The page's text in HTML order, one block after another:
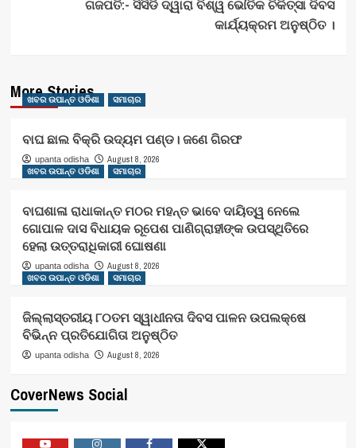
ଗଜପତି:- ସିସିଡି ଦ୍ୱାରା ବିଶ୍ୱ ଭୌତିକ ଚିକିତ୍ସା ଦିବସ
କାର୍ଯ୍ୟକ୍ରମ ଅନୁଷ୍ଠିତ ।
More Stories
ଖବର ଉପାନ୍ତ ଓଡିଶା ସମାଚାର
ବାଘ ଛାଲ ବିକ୍ରି ଉଦ୍ୟମ ପଣ୍ଡ। ଜଣେ ଗିରଫ
upanta odisha
August 8, 2026
ଖବର ଉପାନ୍ତ ଓଡିଶା
ସମାଚାର
ବାଘଶାଳା ରାଧାକାନ୍ତ ମଠର ମହନ୍ତ ଭାବେ ଦାୟିତ୍ୱ ନେଲେ
ଗୋପାଳ ଦାସ ବିଧାୟକ ରୂପେଶ ପାଣିଗ୍ରାହୀଙ୍କ ଉପସ୍ଥିତିରେ
ହେଲା ଉତ୍ତରାଧିକାରୀ ଘୋଷଣା
upanta odisha
August 8, 2026
ଖବର ଉପାନ୍ତ ଓଡିଶା
ସମାଚାର
ଜିଲ୍ଲାସ୍ତରୀୟ ୮୦ତମ ସ୍ୱାଧୀନତା ଦିବସ ପାଳନ ଉପଲକ୍ଷେ
ବିଭିନ୍ନ ପ୍ରତିଯୋଗିତା ଅନୁଷ୍ଠିତ
upanta odisha August 8, 2026
CoverNews Social